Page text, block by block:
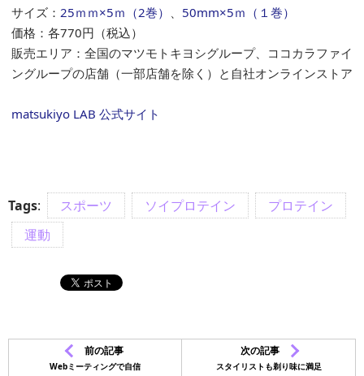
サイズ： 25ｍｍ×5ｍ（2巻） 、 50mm×5ｍ（１巻）
価格：各770円 （税込）
販売エリア：全国のマツモトキヨシグループ、ココカラファイ
ングループの店舗（一部店舗を除く）と自社オンラインストア
matsukiyo LAB 公式サイト
Tags: スポーツ ソイプロテイン
プロテイン
運動
前の記事
Webミーティングで自信
次の記事
スタイリストも剃り味に満足